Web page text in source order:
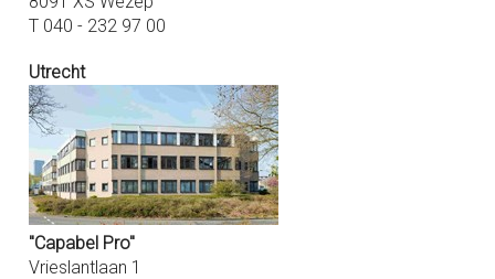
T 040 - 232 97 00
Utrecht
"Capabel Pro"
Vrieslantlaan 1